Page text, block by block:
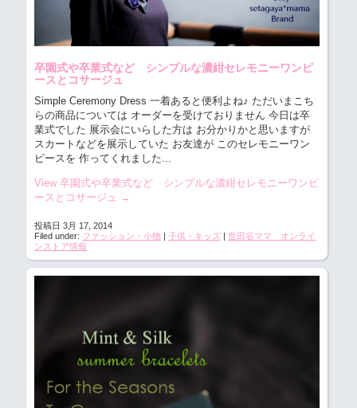
卒園式や卒業式など シンプルな濃紺セレモニーワンピ
ースとコサージュ
Simple Ceremony Dress 一着あると便利よね♪ ただいまこち
らの商品については オーダーを受けておりません 今日は卒
業式でした 展示会にいらした方は お分かりかと思いますが
スカートなどを展示していた お友達が このセレモニーワン
ピースを 作ってくれました...
View 卒園式や卒業式など シンプルな濃紺セレモニーワンピ
ースとコサージュ
→
投稿日 3月 17, 2014
Filed under: ファッション・小物 | 子供・キッズ| 世田谷ママ オンライ
ンストア情報